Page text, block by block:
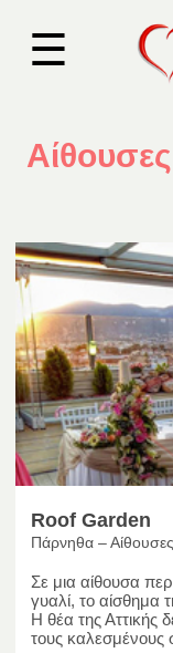
☰
Roof Garden
Πάρνηθα –
Σε μια αίθουσα
γυαλί, το αίσθημα
Η θέα της Αττικής
τους